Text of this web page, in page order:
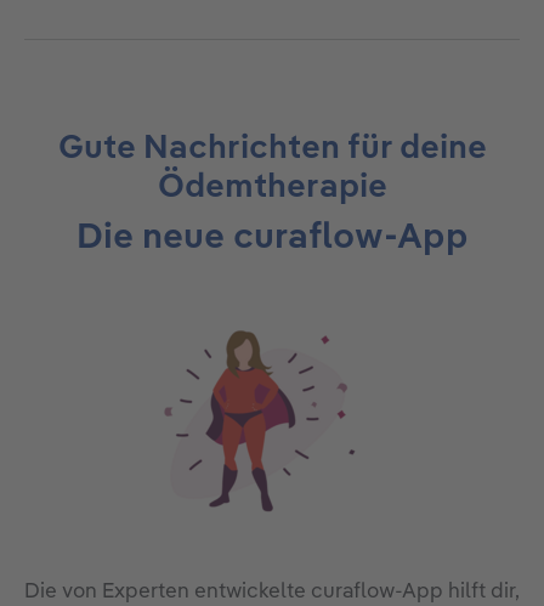
Gute Nachrichten für deine
Ödemtherapie
Die neue curaflow-App
Die von Experten entwickelte curaflow-App hilft dir,